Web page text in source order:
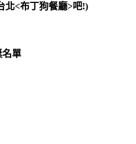
北<布丁狗餐廳>吧!)
名單